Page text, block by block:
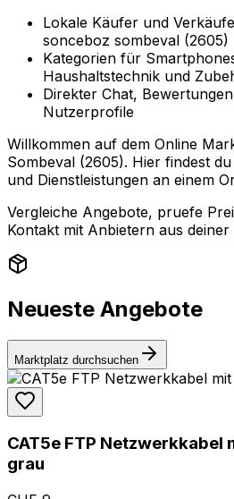
Lokale Käufer und
sonceboz sombeval (2605)
Kategorien für
Haushaltstechnik und
Direkter Chat,
Nutzerprofile
Willkommen auf dem Online
Sombeval (2605). Hier findest
und Dienstleistungen an einem
Vergleiche Angebote, pruefe
Kontakt mit Anbietern aus deiner
Neueste Angebote
Marktplatz durchsuchen
CAT5e FTP Netzwerkkabel
grau